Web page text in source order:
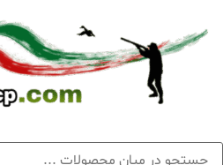
content
جستجو